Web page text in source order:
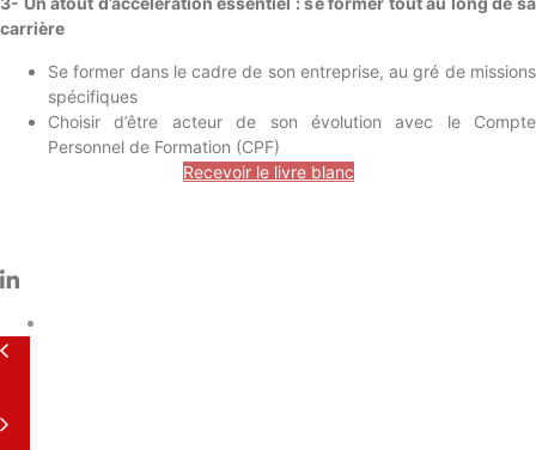
carrière
Se former dans le cadre de son entreprise, au gré de missions
spécifiques
Choisir d’être acteur de son évolution avec le Compte
Personnel de Formation (CPF)
Recevoir le livre blanc